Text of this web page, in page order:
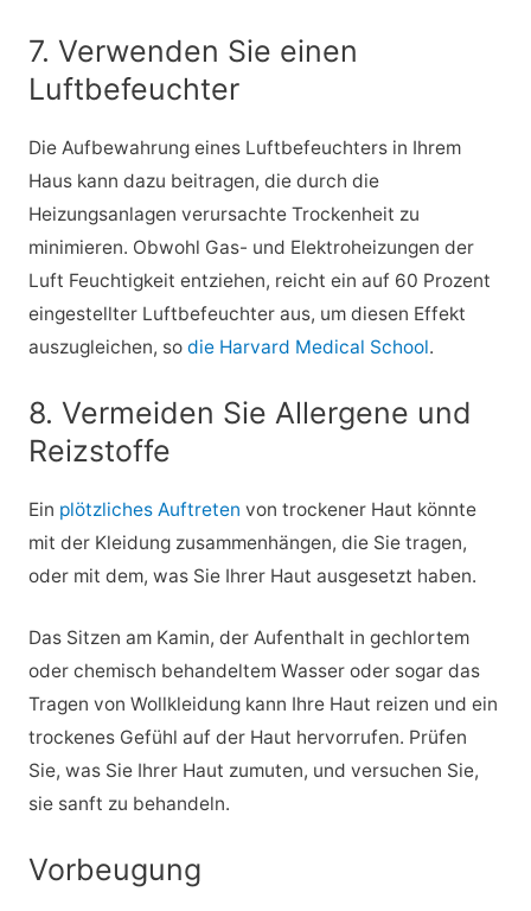
7. Verwenden Sie einen
Luftbefeuchter
Die Aufbewahrung eines Luftbefeuchters in Ihrem
Haus kann dazu beitragen, die durch die
Heizungsanlagen verursachte Trockenheit zu
minimieren. Obwohl Gas- und Elektroheizungen der
Luft Feuchtigkeit entziehen, reicht ein auf 60 Prozent
eingestellter Luftbefeuchter aus, um diesen Effekt
auszugleichen, so die Harvard Medical School.
8. Vermeiden Sie Allergene und
Reizstoffe
Ein plötzliches Auftreten von trockener Haut könnte
mit der Kleidung zusammenhängen, die Sie tragen,
oder mit dem, was Sie Ihrer Haut ausgesetzt haben.
Das Sitzen am Kamin, der Aufenthalt in gechlortem
oder chemisch behandeltem Wasser oder sogar das
Tragen von Wollkleidung kann Ihre Haut reizen und ein
trockenes Gefühl auf der Haut hervorrufen. Prüfen
Sie, was Sie Ihrer Haut zumuten, und versuchen Sie,
sie sanft zu behandeln.
Vorbeugung